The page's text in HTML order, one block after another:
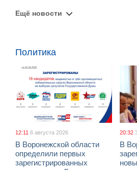
Ещё новости
Политика
12:11 6 августа 2026
В Воронежской области
определили первых
зарегистрированных
20:32
В